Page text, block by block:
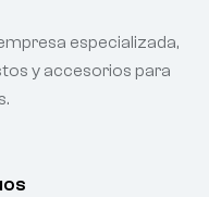
especializada,
y accesorios para